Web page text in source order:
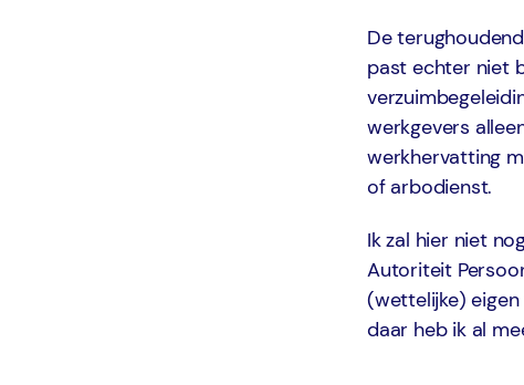
De
past echter niet
werkgevers
werkhervatting
of arbodienst.
Ik zal hier niet
Autoriteit
(wettelijke)
daar heb ik al